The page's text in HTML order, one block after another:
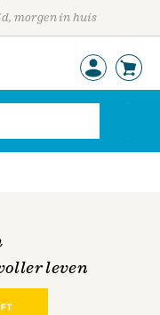
morgen in huis
leven